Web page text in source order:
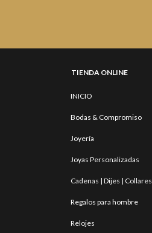
TIENDA ONLINE
INICIO
Bodas & Compromiso
Joyería
Joyas Personalizadas
Cadenas | Dijes | Collares
Regalos para hombre
Relojes